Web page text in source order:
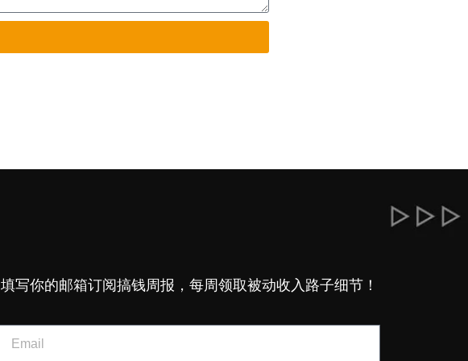
填写你的邮箱订阅搞钱周报，每周领取被动收入路子细节！